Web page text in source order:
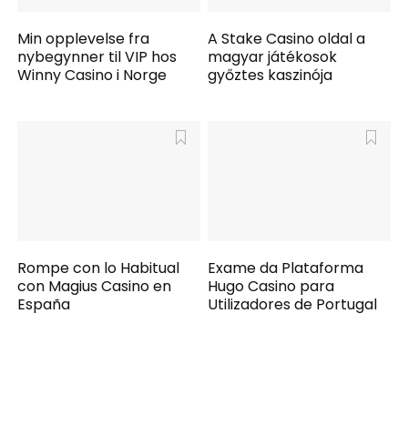
Min opplevelse fra
nybegynner til VIP hos
Winny Casino i Norge
A Stake Casino oldal a
magyar játékosok
győztes kaszinója
Rompe con lo Habitual
con Magius Casino en
España
Exame da Plataforma
Hugo Casino para
Utilizadores de Portugal